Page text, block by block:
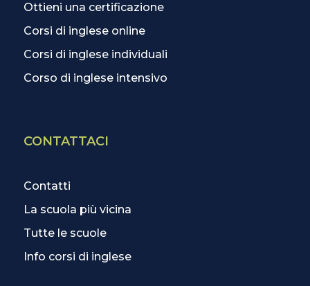
Ottieni una certificazione
Corsi di inglese online
Corsi di inglese individuali
Corso di inglese intensivo
CONTATTACI
Contatti
La scuola più vicina
Tutte le scuole
Info corsi di inglese